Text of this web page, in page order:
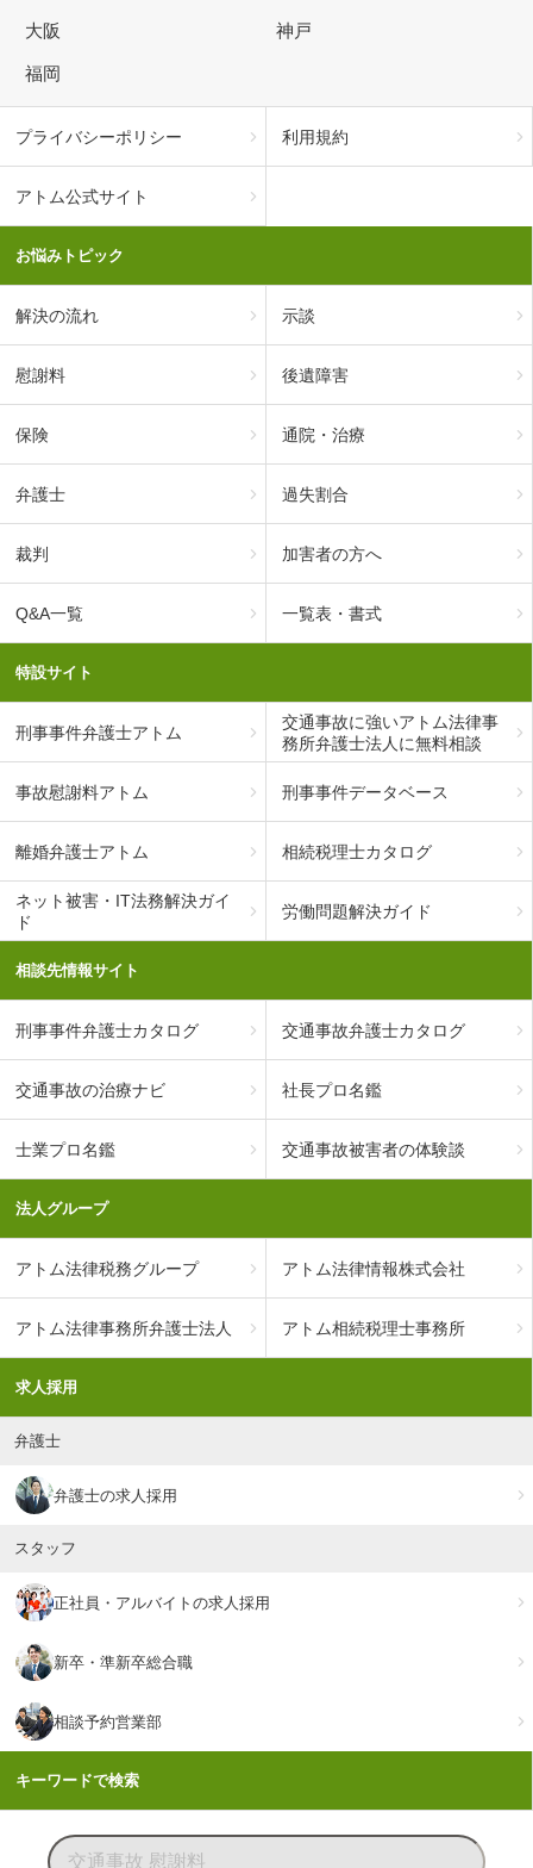
大阪 神戸
福岡
プライバシーポリシー 利用規約
アトム公式サイト
お悩みトピック
解決の流れ 示談
慰謝料 後遺障害
保険 通院・治療
弁護士 過失割合
裁判 加害者の方へ
Q&A一覧 一覧表・書式
特設サイト
刑事事件弁護士アトム
交通事故に強いアトム法律事
務所弁護士法人に無料相談
事故慰謝料アトム 刑事事件データベース
離婚弁護士アトム 相続税理士カタログ
ネット被害・IT法務解決ガイ
ド
労働問題解決ガイド
相談先情報サイト
刑事事件弁護士カタログ 交通事故弁護士カタログ
交通事故の治療ナビ 社長プロ名鑑
士業プロ名鑑 交通事故被害者の体験談
法人グループ
アトム法律税務グループ アトム法律情報株式会社
アトム法律事務所弁護士法人 アトム相続税理士事務所
求人採用
弁護士
弁護士の求人採用
スタッフ
正社員・アルバイトの求人採用
新卒・準新卒総合職
相談予約営業部
キーワードで検索